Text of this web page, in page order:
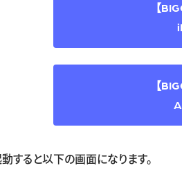
【
【
すると以下の画面になります。